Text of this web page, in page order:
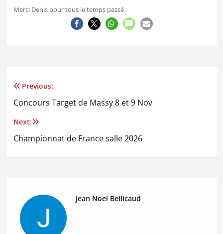
Merci Denis pour tous le temps passé .
Navigation
de
l’article
Previous:
Concours Target de Massy 8 et 9 Nov
Next:
Championnat de France salle 2026
Jean Noel Bellicaud